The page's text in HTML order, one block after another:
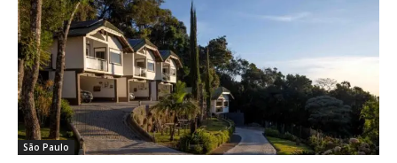
São Paulo